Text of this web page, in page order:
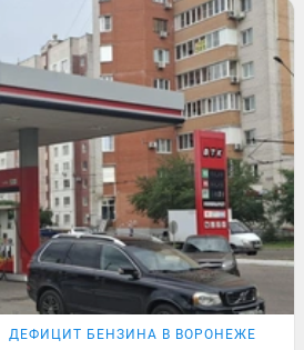
ДЕФИЦИТ БЕНЗИНА В ВОРОНЕЖЕ